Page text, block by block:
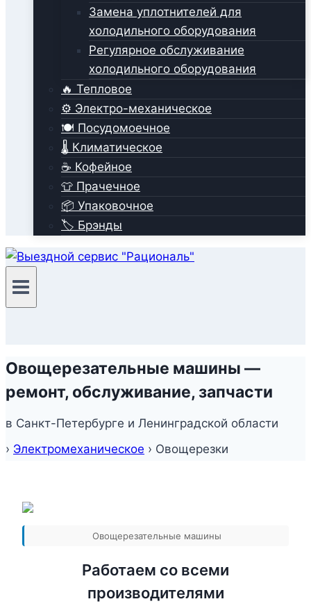
Замена уплотнителей для
холодильного оборудования
Регулярное обслуживание
холодильного оборудования
🔥 Тепловое
⚙️ Электро-механическое
🍽️ Посудомоечное
🌡️ Климатическое
☕ Кофейное
👕 Прачечное
📦 Упаковочное
🏷️ Брэнды
Овощерезательные машины —
ремонт, обслуживание, запчасти
в Санкт-Петербурге и Ленинградской области
› Электромеханическое › Овощерезки
Овощерезательные машины
Работаем со всеми
производителями